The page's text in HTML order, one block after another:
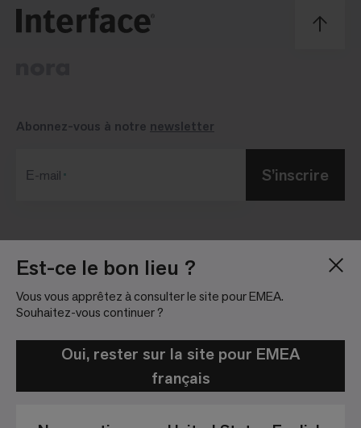
Est-ce le bon lieu ?
Vous vous apprêtez à consulter le site pour EMEA.
Souhaitez-vous continuer ?
Oui, rester sur la site pour EMEA
français
À Propos
Emploi
Relations investisseurs
Règlement sur les
Informations légales
Abonnez-vous à notre newsletter
Е-mail S’inscrire